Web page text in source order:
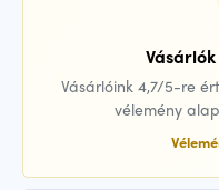
Vásárlóink 4,7/5-re
vélemény